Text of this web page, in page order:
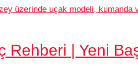
Rehberi | Yeni